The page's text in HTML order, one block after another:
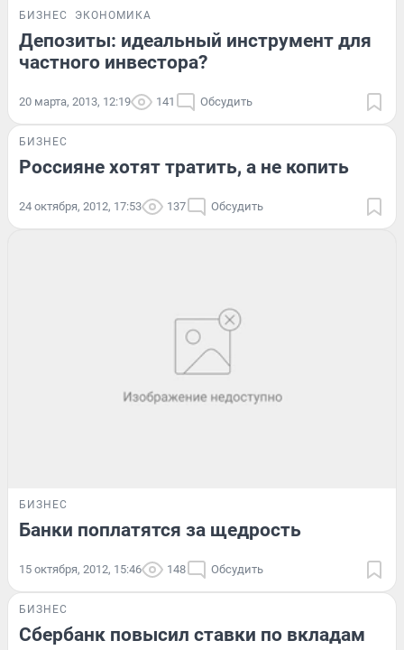
БИЗНЕС ЭКОНОМИКА
Депозиты: идеальный инструмент для
частного инвестора?
20 марта, 2013, 12:19 141 Обсудить
БИЗНЕС
Россияне хотят тратить, а не копить
24 октября, 2012, 17:53 137 Обсудить
БИЗНЕС
Банки поплатятся за щедрость
15 октября, 2012, 15:46 148 Обсудить
БИЗНЕС
Сбербанк повысил ставки по вкладам